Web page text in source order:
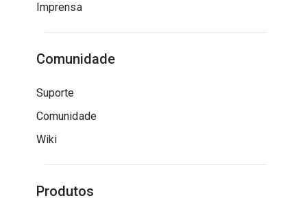
Imprensa
Comunidade
Suporte
Comunidade
Wiki
Produtos